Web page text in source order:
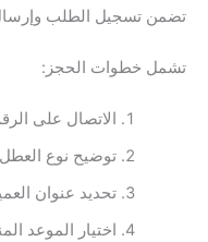
تضمن تسجيل الطلب
تشمل خطوات الحجز:
الاتصال على الرقم
توضيح نوع العطل
تحديد عنوان
اختيار الموعد